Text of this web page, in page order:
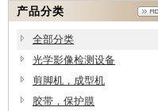
产品分类
全部分类
光学影像检测设备
剪脚机，成型机
胶带，保护膜